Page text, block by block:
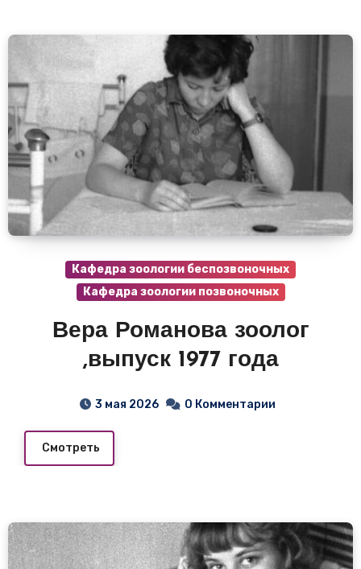
Кафедра зоологии беспозвоночных
Кафедра зоологии позвоночных
Вера Романова зоолог
,выпуск 1977 года
3 мая 2026 0 Комментарии
Смотреть